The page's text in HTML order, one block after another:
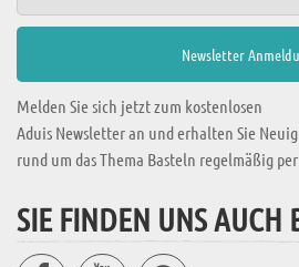
Melden Sie sich jetzt zum kostenlosen
Aduis Newsletter an und erhalten Sie
rund um das Thema Basteln regelmäßig per
SIE FINDEN UNS AUCH